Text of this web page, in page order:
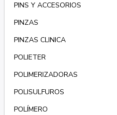
PINS Y ACCESORIOS
PINZAS
PINZAS CLINICA
POLIETER
POLIMERIZADORAS
POLISULFUROS
POLÍMERO